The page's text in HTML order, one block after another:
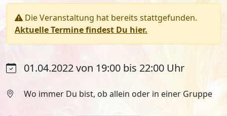
Die Veranstaltung hat bereits stattgefunden.
Aktuelle Termine findest Du hier.
01.04.2022 von 19:00 bis 22:00 Uhr
Wo immer Du bist, ob allein oder in einer Gruppe